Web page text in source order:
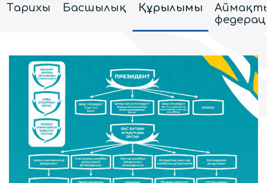
Тарихы Басшылық Құрылымы